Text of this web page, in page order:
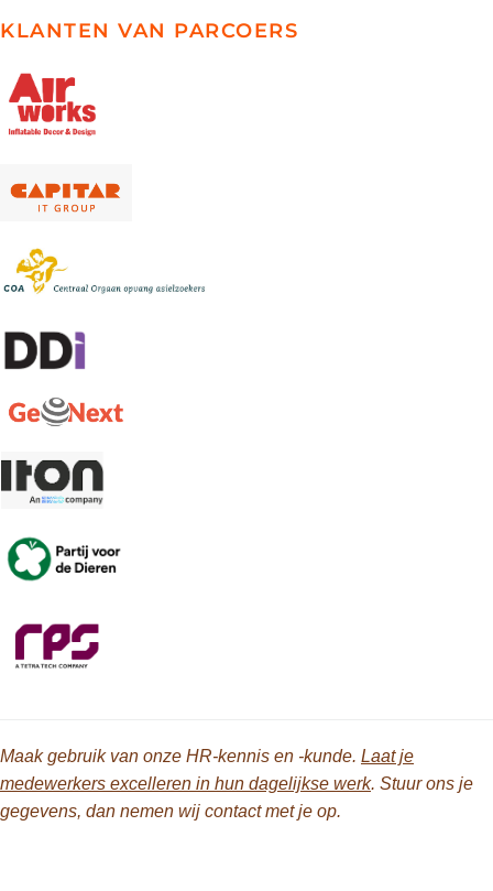
KLANTEN VAN PARCOERS
Maak gebruik van onze HR-kennis en -kunde. Laat je
medewerkers excelleren in hun dagelijkse werk. Stuur ons je
gegevens, dan nemen wij contact met je op.